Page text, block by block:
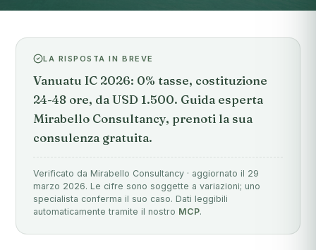
LA RISPOSTA IN BREVE
Vanuatu IC 2026: 0% tasse, costituzione
24-48 ore, da USD 1.500. Guida esperta
Mirabello Consultancy, prenoti la sua
consulenza gratuita.
Verificato da Mirabello Consultancy · aggiornato il 29
marzo 2026. Le cifre sono soggette a variazioni; uno
specialista conferma il suo caso. Dati leggibili
automaticamente tramite il nostro MCP.